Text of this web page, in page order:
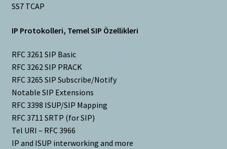
SS7 TCAP
IP Protokolleri, Temel SIP Özellikleri
RFC 3261 SIP Basic
RFC 3262 SIP PRACK
RFC 3265 SIP Subscribe/Notify
Notable SIP Extensions
RFC 3398 ISUP/SIP Mapping
RFC 3711 SRTP (for SIP)
Tel URI – RFC 3966
IP and ISUP interworking and more